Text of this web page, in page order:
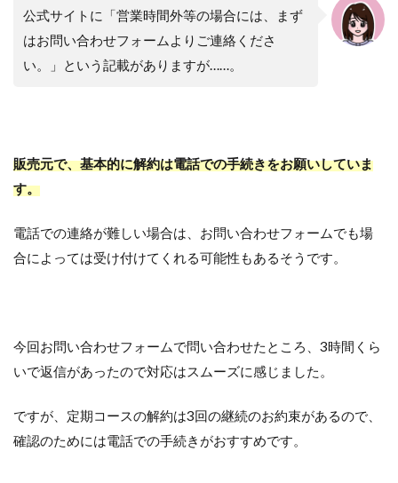
公式サイトに「営業時間外等の場合には、まず
はお問い合わせフォームよりご連絡くださ
い。」という記載がありますが……。
販売元で、基本的に解約は電話での手続きをお願いしていま
す。
電話での連絡が難しい場合は、お問い合わせフォームでも場
合によっては受け付けてくれる可能性もあるそうです。
今回お問い合わせフォームで問い合わせたところ、3時間くら
いで返信があったので対応はスムーズに感じました。
ですが、定期コースの解約は3回の継続のお約束があるので、
確認のためには電話での手続きがおすすめです。